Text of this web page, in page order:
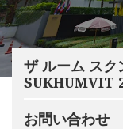
ザ ルーム ス
SUKHUMVIT
お問い合わせ